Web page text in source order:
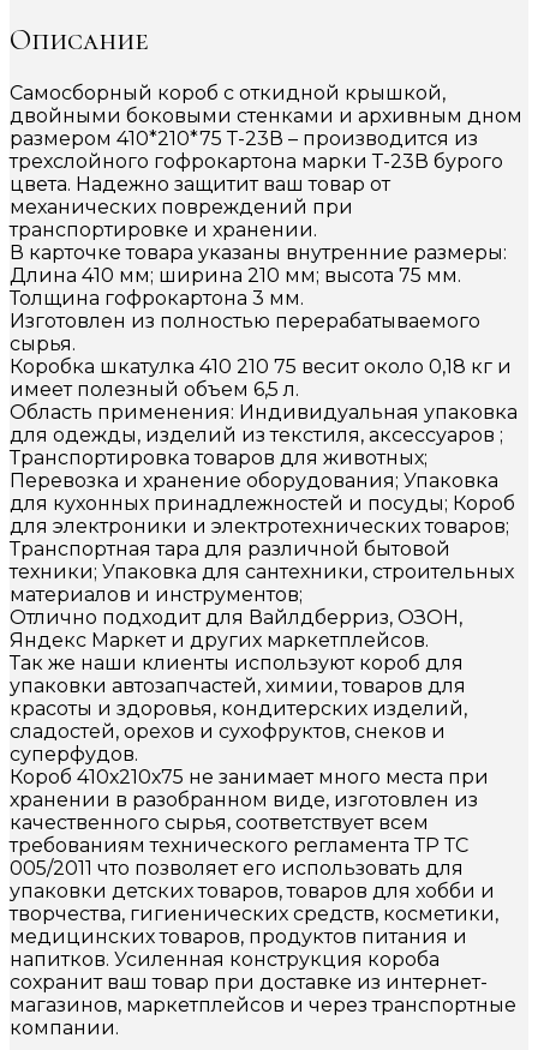
Описание
Самосборный короб с откидной крышкой,
двойными боковыми стенками и архивным дном
размером 410*210*75 Т-23В – производится из
трехслойного гофрокартона марки Т-23В бурого
цвета. Надежно защитит ваш товар от
механических повреждений при
транспортировке и хранении.
В карточке товара указаны внутренние размеры:
Длина 410 мм; ширина 210 мм; высота 75 мм.
Толщина гофрокартона 3 мм.
Изготовлен из полностью перерабатываемого
сырья.
Коробка шкатулка 410 210 75 весит около 0,18 кг и
имеет полезный объем 6,5 л.
Область применения: Индивидуальная упаковка
для одежды, изделий из текстиля, аксессуаров ;
Транспортировка товаров для животных;
Перевозка и хранение оборудования; Упаковка
для кухонных принадлежностей и посуды; Короб
для электроники и электротехнических товаров;
Транспортная тара для различной бытовой
техники; Упаковка для сантехники, строительных
материалов и инструментов;
Отлично подходит для Вайлдберриз, ОЗОН,
Яндекс Маркет и других маркетплейсов.
Так же наши клиенты используют короб для
упаковки автозапчастей, химии, товаров для
красоты и здоровья, кондитерских изделий,
сладостей, орехов и сухофруктов, снеков и
суперфудов.
Короб 410х210х75 не занимает много места при
хранении в разобранном виде, изготовлен из
качественного сырья, соответствует всем
требованиям технического регламента ТР ТС
005/2011 что позволяет его использовать для
упаковки детских товаров, товаров для хобби и
творчества, гигиенических средств, косметики,
медицинских товаров, продуктов питания и
напитков. Усиленная конструкция короба
сохранит ваш товар при доставке из интернет-
магазинов, маркетплейсов и через транспортные
компании.